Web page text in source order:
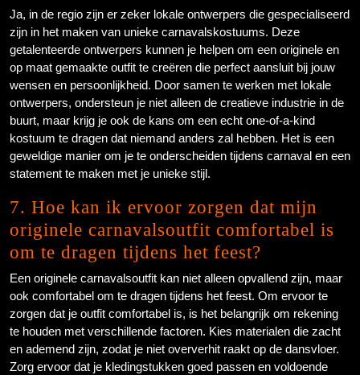
Ja, in de regio zijn er zeker lokale ontwerpers die gespecialiseerd
zijn in het maken van unieke carnavalskostuums. Deze
getalenteerde ontwerpers kunnen je helpen om een originele en
op maat gemaakte outfit te creëren die perfect aansluit bij jouw
wensen en persoonlijkheid. Door samen te werken met lokale
ontwerpers, ondersteun je niet alleen de creatieve industrie in de
buurt, maar krijg je ook de kans om een echt one-of-a-kind
kostuum te dragen dat niemand anders zal hebben. Het is een
geweldige manier om je te onderscheiden tijdens carnaval en een
statement te maken met je unieke stijl.
7. Hoe kan ik ervoor zorgen dat mijn
originele carnavalsoutfit comfortabel is
om te dragen tijdens het feest?
Een originele carnavalsoutfit kan niet alleen opvallend zijn, maar
ook comfortabel om te dragen tijdens het feest. Om ervoor te
zorgen dat je outfit comfortabel is, is het belangrijk om rekening
te houden met verschillende factoren. Kies materialen die zacht
en ademend zijn, zodat je niet oververhit raakt op de dansvloer.
Zorg ervoor dat je kledingstukken goed passen en voldoende